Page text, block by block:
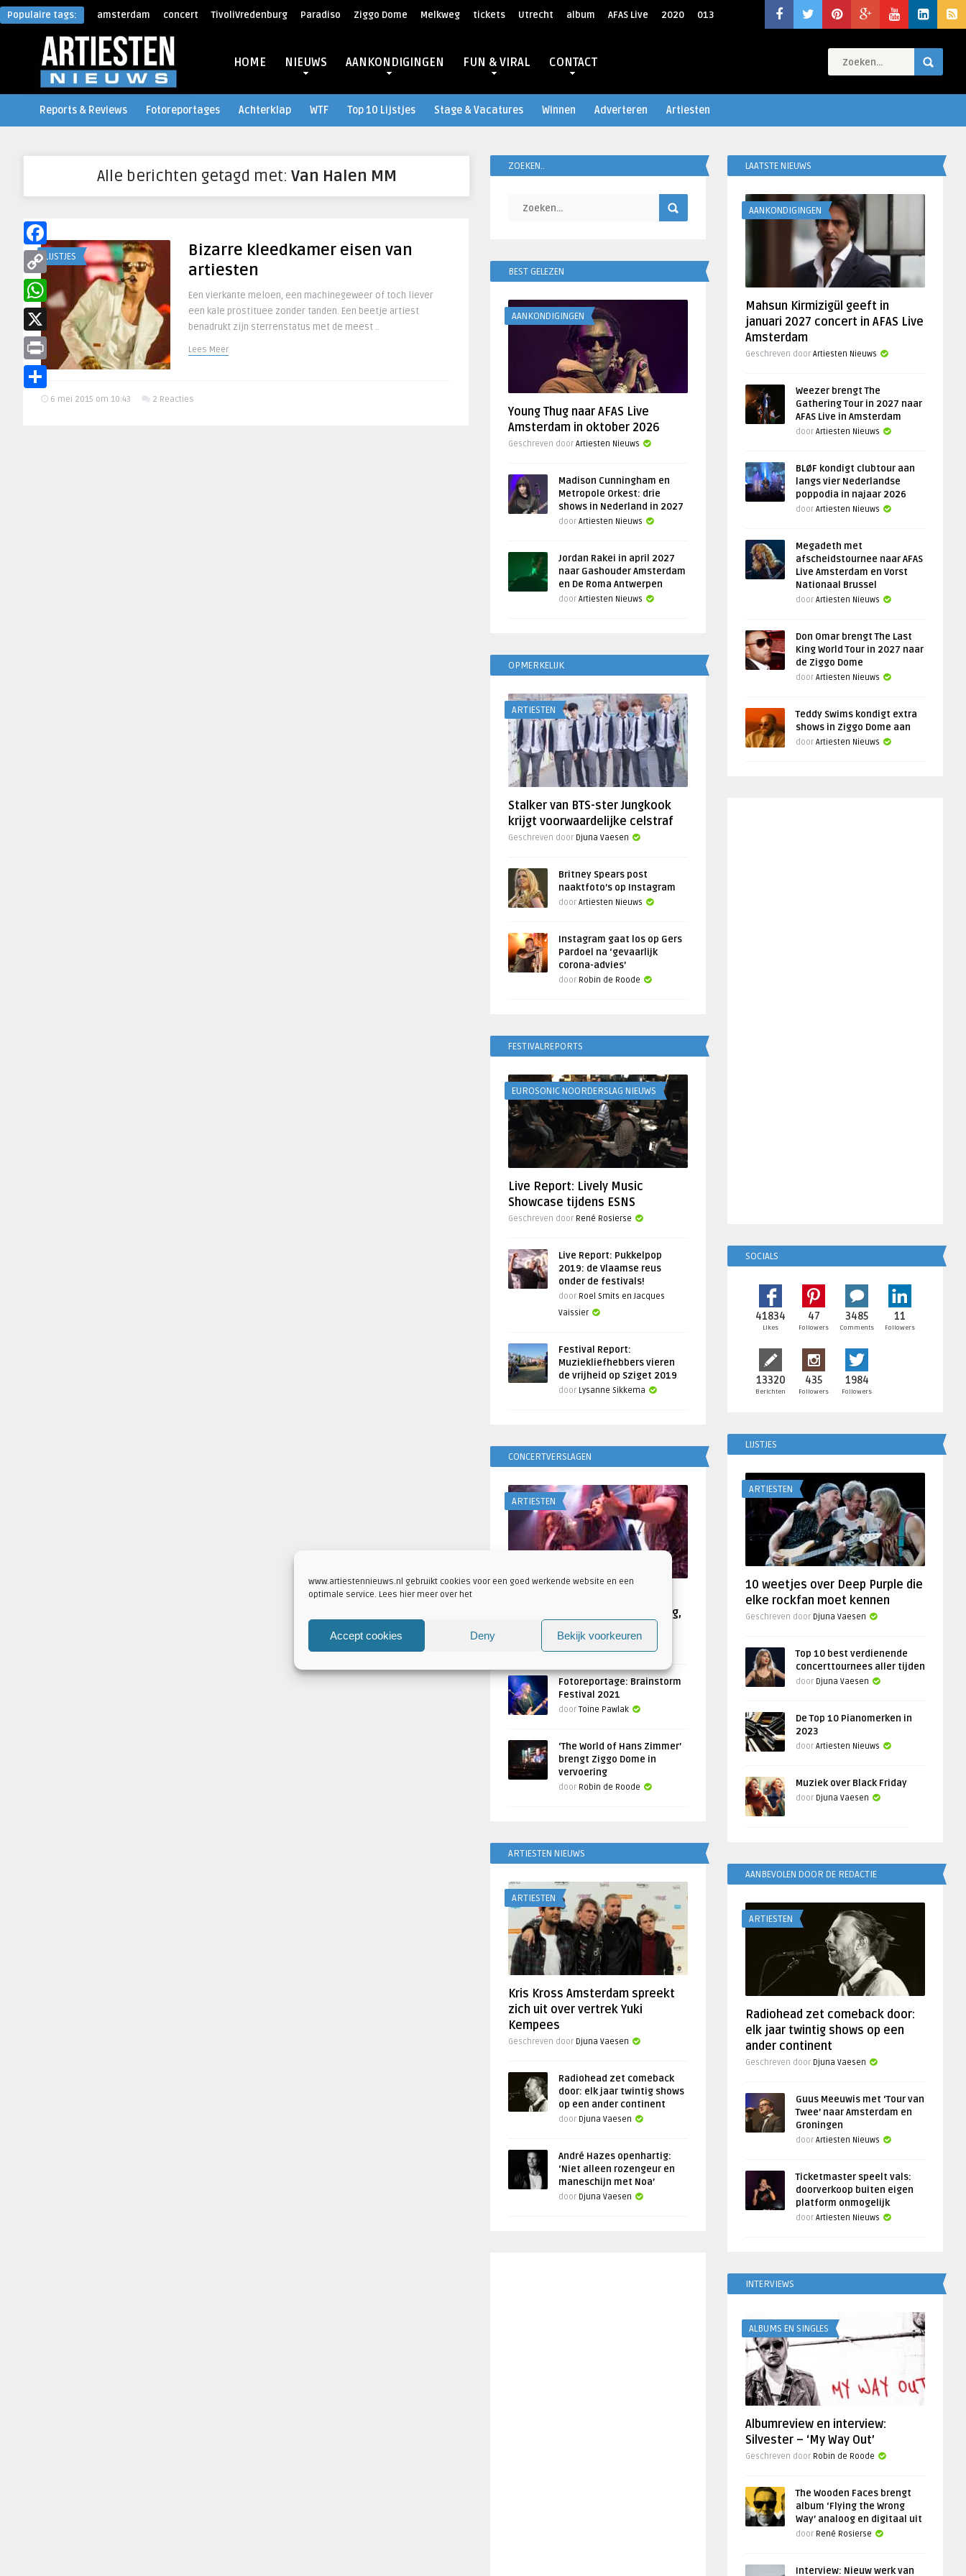
www.artiestennieuws.nl gebruikt cookies voor een goed werkende website en een
optimale service. Lees hier meer over het
Accept cookies Deny Bekijk voorkeuren
Populaire tags: amsterdam concert TivoliVredenburg Paradiso Ziggo Dome Melkweg tickets Utrecht album AFAS Live 2020 013
HOME NIEUWS AANKONDIGINGEN FUN & VIRAL CONTACT
Reports & Reviews Fotoreportages Achterklap WTF Top 10 Lijstjes Stage & Vacatures Winnen Adverteren Artiesten
Alle berichten getagd met: Van Halen MM
LIJSTJES
Bizarre kleedkamer eisen van
artiesten
Een vierkante meloen, een machinegeweer of toch liever
een kale prostituee zonder tanden. Een beetje artiest
benadrukt zijn sterrenstatus met de meest ..
Lees Meer
6 mei 2015 om 10:43 2 Reacties
ZOEKEN..
BEST GELEZEN
AANKONDIGINGEN
Young Thug naar AFAS Live
Amsterdam in oktober 2026
Geschreven door Artiesten Nieuws
Madison Cunningham en
Metropole Orkest: drie
shows in Nederland in 2027
door Artiesten Nieuws
Jordan Rakei in april 2027
naar Gashouder Amsterdam
en De Roma Antwerpen
door Artiesten Nieuws
OPMERKELIJK
ARTIESTEN
Stalker van BTS-ster Jungkook
krijgt voorwaardelijke celstraf
Geschreven door Djuna Vaesen
Britney Spears post
naaktfoto’s op Instagram
door Artiesten Nieuws
Instagram gaat los op Gers
Pardoel na ‘gevaarlijk
corona-advies’
door Robin de Roode
FESTIVALREPORTS
EUROSONIC NOORDERSLAG NIEUWS
Live Report: Lively Music
Showcase tijdens ESNS
Geschreven door René Rosierse
Live Report: Pukkelpop
2019: de Vlaamse reus
onder de festivals!
door Roel Smits en Jacques
Vaissier
Festival Report:
Muziekliefhebbers vieren
de vrijheid op Sziget 2019
door Lysanne Sikkema
CONCERTVERSLAGEN
ARTIESTEN
Atlantis en Xandria in De Helling,
Toine Pawlak
Fotoreportage: Brainstorm
Festival 2021
door Toine Pawlak
‘The World of Hans Zimmer’
brengt Ziggo Dome in
vervoering
door Robin de Roode
ARTIESTEN NIEUWS
ARTIESTEN
Kris Kross Amsterdam spreekt
zich uit over vertrek Yuki
Kempees
Geschreven door Djuna Vaesen
Radiohead zet comeback
door: elk jaar twintig shows
op een ander continent
door Djuna Vaesen
André Hazes openhartig:
‘Niet alleen rozengeur en
maneschijn met Noa’
door Djuna Vaesen
LAATSTE NIEUWS
AANKONDIGINGEN
Mahsun Kirmizigül geeft in
januari 2027 concert in AFAS Live
Amsterdam
Geschreven door Artiesten Nieuws
Weezer brengt The
Gathering Tour in 2027 naar
AFAS Live in Amsterdam
door Artiesten Nieuws
BLØF kondigt clubtour aan
langs vier Nederlandse
poppodia in najaar 2026
door Artiesten Nieuws
Megadeth met
afscheidstournee naar AFAS
Live Amsterdam en Vorst
Nationaal Brussel
door Artiesten Nieuws
Don Omar brengt The Last
King World Tour in 2027 naar
de Ziggo Dome
door Artiesten Nieuws
Teddy Swims kondigt extra
shows in Ziggo Dome aan
door Artiesten Nieuws
SOCIALS
41834
Likes
47
Followers
3485
Comments
11
Followers
13320
Berichten
435
Followers
1984
Followers
LIJSTJES
ARTIESTEN
10 weetjes over Deep Purple die
elke rockfan moet kennen
Geschreven door Djuna Vaesen
Top 10 best verdienende
concerttournees aller tijden
door Djuna Vaesen
De Top 10 Pianomerken in
2023
door Artiesten Nieuws
Muziek over Black Friday
door Djuna Vaesen
AANBEVOLEN DOOR DE REDACTIE
ARTIESTEN
Radiohead zet comeback door:
elk jaar twintig shows op een
ander continent
Geschreven door Djuna Vaesen
Guus Meeuwis met ‘Tour van
Twee’ naar Amsterdam en
Groningen
door Artiesten Nieuws
Ticketmaster speelt vals:
doorverkoop buiten eigen
platform onmogelijk
door Artiesten Nieuws
INTERVIEWS
ALBUMS EN SINGLES
Albumreview en interview:
Silvester – ‘My Way Out’
Geschreven door Robin de Roode
The Wooden Faces brengt
album ‘Flying the Wrong
Way’ analoog en digitaal uit
door René Rosierse
Interview: Nieuw werk van
Facebook
Copy
Link
WhatsApp
X
Print
Delen